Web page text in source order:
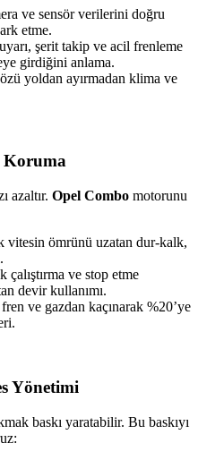
ve sensör verilerini doğru
etme.
şerit takip ve acil frenleme
girdiğini anlama.
yoldan ayırmadan klima ve
Koruma
azaltır. Opel Combo motorunu
vitesin ömrünü uzatan dur-kalk,
çalıştırma ve stop etme
devir kullanımı.
ve gazdan kaçınarak %20’ye
Yönetimi
baskı yaratabilir. Bu baskıyı